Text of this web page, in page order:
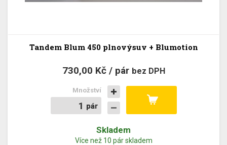
Tandem Blum 450 plnovýsuv + Blumotion
730,00 Kč / pár bez DPH
pár
pár
Množství
Skladem
Více než 10 pár skladem